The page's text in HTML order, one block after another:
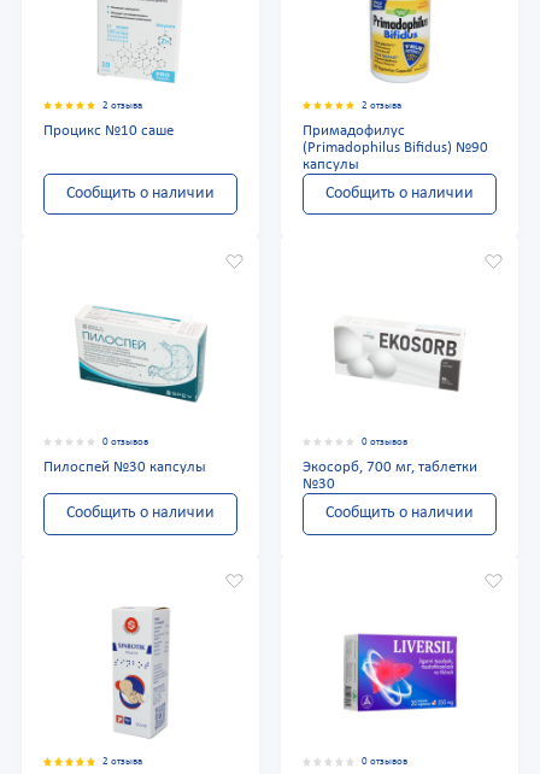
2 отзыва
Процикс №10 саше
Сообщить о наличии
2 отзыва
Примадофилус
(Primadophilus Bifidus) №90
капсулы
Сообщить о наличии
0 отзывов
Пилоспей №30 капсулы
Сообщить о наличии
0 отзывов
Экосорб, 700 мг, таблетки
№30
Сообщить о наличии
2 отзыва 0 отзывов